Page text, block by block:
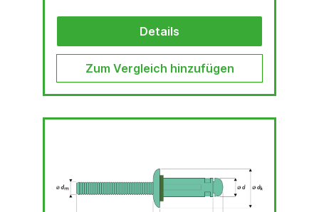
Details
Zum Vergleich hinzufügen